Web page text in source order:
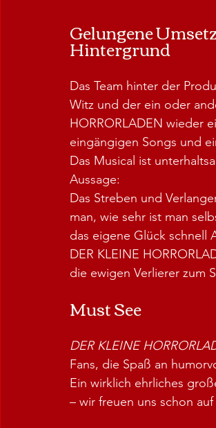
Gelungene
Hintergrund
Das Team hinter der
Witz und der ein oder
HORRORLADEN wieder
eingängigen Songs und
Das Musical ist
Aussage:
Das Streben und
man, wie sehr ist man
das eigene Glück schnell
DER KLEINE
die ewigen Verlierer zum
Must See
DER KLEINE
Fans, die Spaß an
Ein wirklich ehrliches
– wir freuen uns schon